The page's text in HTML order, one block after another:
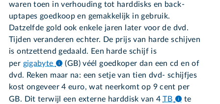
waren toen in verhouding tot harddisks en back-
uptapes goedkoop en gemakkelijk in gebruik.
Datzelfde gold ook enkele jaren later voor de dvd.
Tijden veranderen echter. De prijs van harde schijven
is ontzettend gedaald. Een harde schijf is
per gigabyte
(GB) véél goedkoper dan een cd en of
dvd. Reken maar na: een setje van tien dvd- schijfjes
kost ongeveer 4 euro, wat neerkomt op 9 cent per
GB. Dit terwijl een externe harddisk van 4TB
te